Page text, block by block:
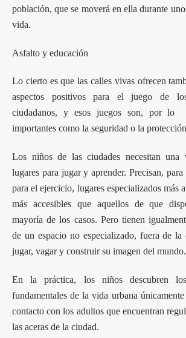
población, que se moverá en ella durante
vida.
Asfalto y educación
Lo cierto es que las calles vivas ofrecen
aspectos positivos para el juego de
ciudadanos, y esos juegos son, por lo
importantes como la seguridad o la
Los niños de las ciudades necesitan una
lugares para jugar y aprender. Precisan,
para el ejercicio, lugares especializados más
más accesibles que aquellos de que
mayoría de los casos. Pero tienen
de un espacio no especializado, fuera de la
jugar, vagar y construir su imagen del mundo.
En la práctica, los niños descubren
fundamentales de la vida urbana
contacto con los adultos que encuentran
las aceras de la ciudad.